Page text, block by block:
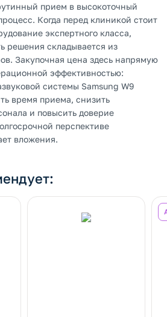
прием в высокоточный
Когда перед клиникой стоит
экспертного класса,
решения складывается из
Закупочная цена здесь напрямую
эффективностью:
системы Samsung W9
время приема, снизить
и повысить доверие
перспективе
вложения.